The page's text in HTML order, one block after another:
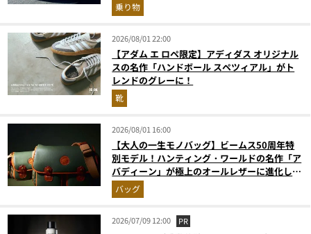
乗り物
2026/08/01 22:00
【アダム エ ロペ限定】アディダス オリジナル
スの名作「ハンドボール スペツィアル」がト
レンドのグレーに！
靴
2026/08/01 16:00
【大人の一生モノバッグ】ビームス50周年特
別モデル！ハンティング・ワールドの名作「ア
バディーン」が極上のオールレザーに進化して
登場
バッグ
2026/07/09 12:00 PR